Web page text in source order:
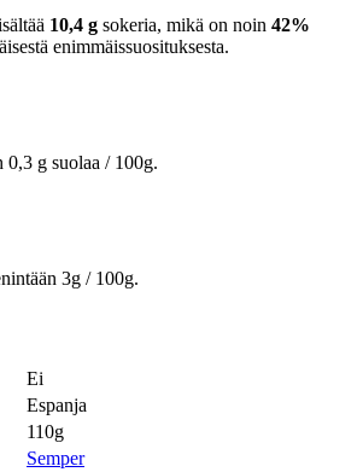
10,4 g sokeria, mikä on noin 42%
enimmäissuosituksesta.
0,3 g suolaa / 100g.
3g / 100g.
Ei
Espanja
110g
Semper